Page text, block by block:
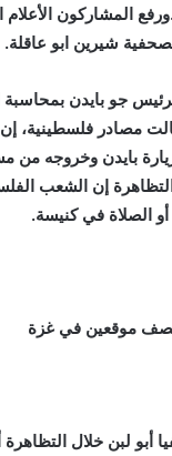
المشاركون
شيرين ابو عاقلة.
جو بايدن
مصادر فلسطينية،
زيارة بايدن
إن الشعب
الصلاة في كنيسة.
موقعين في غزة
أبو لبن خلال